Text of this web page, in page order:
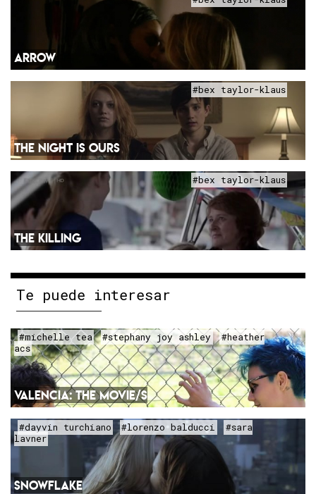
ARROW
#bex taylor-klaus
THE NIGHT IS OURS
#bex taylor-klaus
THE KILLING
Te puede interesar
#michelle tea #stephany joy ashley
#heather
acs
VALENCIA: THE MOVIE/S
#dayvin turchiano #lorenzo balducci
#sara
lavner
SNOWFLAKE